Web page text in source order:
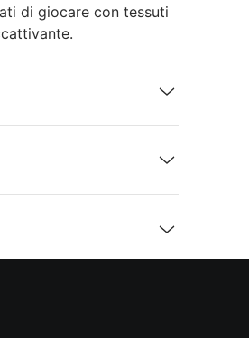
di giocare con tessuti